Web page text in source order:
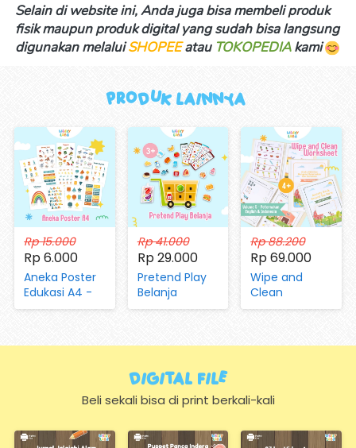
Selain di website ini, Anda juga bisa membeli produk
fisik maupun produk digital yang sudah bisa langsung
digunakan melalui SHOPEE atau TOKOPEDIA kami
Produk Lainnya
Rp 15.000
Rp 6.000
Aneka Poster
Edukasi A4 -
Mengenal
(Hanya
Kertas)
Rp 41.000
Rp 29.000
Pretend Play
Belanja
(dengan
Rp 88.200
Rp 69.000
Wipe and
Clean
Worksheet Vol
Digital FIle
Beli sekali bisa di print berkali-kali